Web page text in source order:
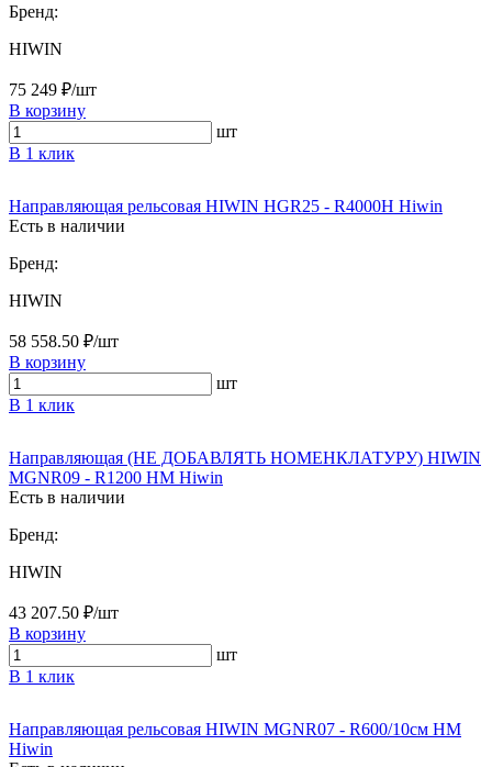
Бренд:
HIWIN
75 249 ₽/шт
В корзину
шт
В 1 клик
Направляющая рельсовая HIWIN HGR25 - R4000H Hiwin
Есть в наличии
Бренд:
HIWIN
58 558.50 ₽/шт
В корзину
шт
В 1 клик
Направляющая (НЕ ДОБАВЛЯТЬ НОМЕНКЛАТУРУ) HIWIN
MGNR09 - R1200 HM Hiwin
Есть в наличии
Бренд:
HIWIN
43 207.50 ₽/шт
В корзину
шт
В 1 клик
Направляющая рельсовая HIWIN MGNR07 - R600/10см HM
Hiwin